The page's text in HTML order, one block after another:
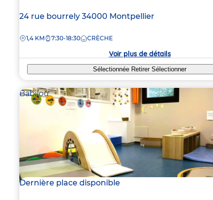
Adresse
la
24 rue bourrely 34000 Montpellier
DISTANCE
1,4 KM 7:30-18:30 CRÈCHE
Voir plus de détails
Sélectionnée RetirerSélectionner
Babilou
Dernière place disponible